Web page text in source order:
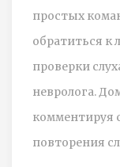
простых
обратиться к
проверки
невролога.
комментируя
повторения